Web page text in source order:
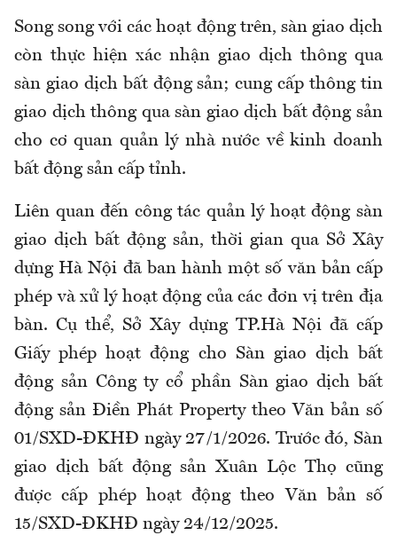
Song song với các hoạt động trên, sàn giao dịch
còn thực hiện xác nhận giao dịch thông qua
sàn giao dịch bất động sản; cung cấp thông tin
giao dịch thông qua sàn giao dịch bất động sản
cho cơ quan quản lý nhà nước về kinh doanh
bất động sản cấp tỉnh.
Liên quan đến công tác quản lý hoạt động sàn
giao dịch bất động sản, thời gian qua Sở Xây
dựng Hà Nội đã ban hành một số văn bản cấp
phép và xử lý hoạt động của các đơn vị trên địa
bàn. Cụ thể, Sở Xây dựng TP.Hà Nội đã cấp
Giấy phép hoạt động cho Sàn giao dịch bất
động sản Công ty cổ phần Sàn giao dịch bất
động sản Điền Phát Property theo Văn bản số
01/SXD-ĐKHĐ ngày 27/1/2026. Trước đó, Sàn
giao dịch bất động sản Xuân Lộc Thọ cũng
được cấp phép hoạt động theo Văn bản số
15/SXD-ĐKHĐ ngày 24/12/2025.